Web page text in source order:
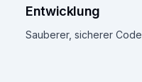
Entwicklung
Sauberer, sicherer